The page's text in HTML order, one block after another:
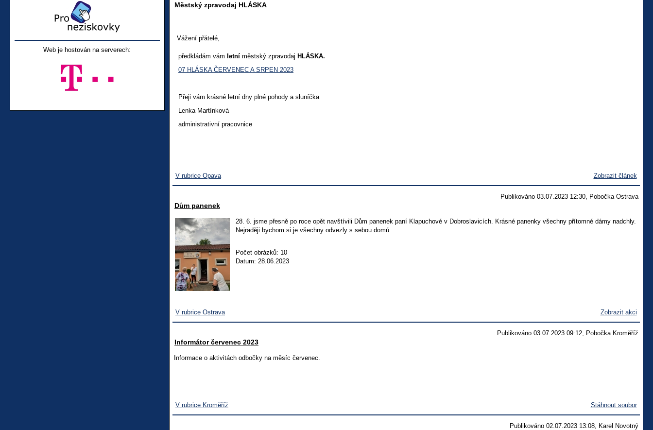
Městský zpravodaj HLÁSKA
Vážení přátelé,
předkládám vám letní městský zpravodaj HLÁSKA.
07 HLÁSKA ČERVENEC A SRPEN 2023
Přeji vám krásné letní dny plné pohody a sluníčka
Lenka Martínková
administrativní pracovnice
V rubrice Opava Zobrazit článek
Publikováno 03.07.2023 12:30, Pobočka Ostrava
Dům panenek
28. 6. jsme přesně po roce opět navštívili Dům panenek paní Klapuchové v Dobroslavicích. Krásné panenky všechny přítomné dámy nadchly.
Nejraději bychom si je všechny odvezly s sebou domů
Počet obrázků: 10
Datum: 28.06.2023
V rubrice Ostrava Zobrazit akci
Publikováno 03.07.2023 09:12, Pobočka Kroměříž
Informátor červenec 2023
Informace o aktivitách odbočky na měsíc červenec.
V rubrice Kroměříž Stáhnout soubor
Publikováno 02.07.2023 13:08, Karel Novotný
Web je hostován na serverech: